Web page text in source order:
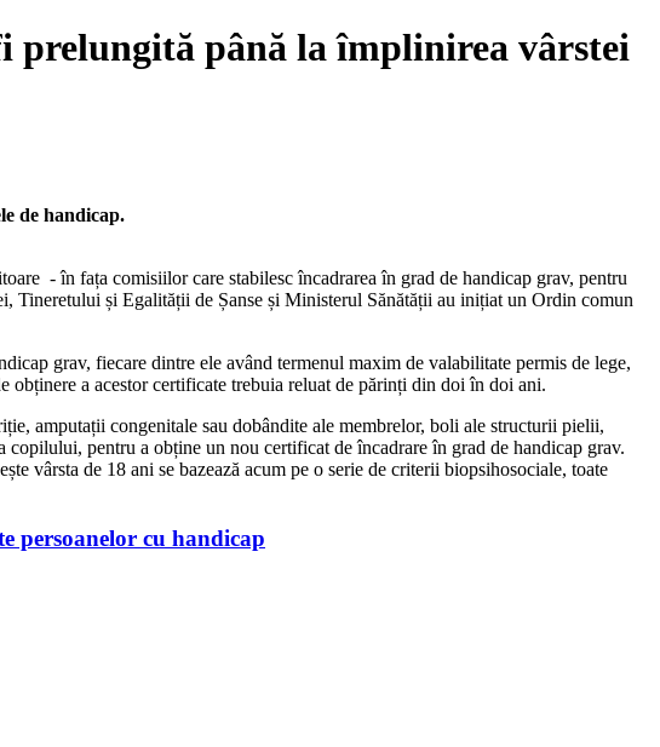
până la împlinirea vârstei
de handicap.
- în fața comisiilor care stabilesc încadrarea în grad de handicap grav, pentru
Tineretului și Egalității de Șanse și Ministerul Sănătății au inițiat un Ordin comun
grav, fiecare dintre ele având termenul maxim de valabilitate permis de lege,
a acestor certificate trebuia reluat de părinți din doi în doi ani.
amputații congenitale sau dobândite ale membrelor, boli ale structurii pielii,
pentru a obține un nou certificat de încadrare în grad de handicap grav.
vârsta de 18 ani se bazează acum pe o serie de criterii biopsihosociale, toate
persoanelor cu handicap